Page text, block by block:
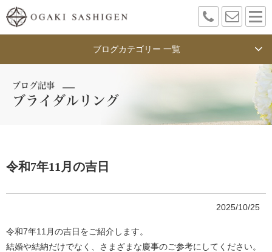
ブログカテゴリー 一覧
ブログ記事
ブライダルリング
令和7年11月の吉日
2025/10/25
令和7年11月の吉日をご紹介します。
結婚や結納だけでなく、さまざまな慶事のご参考にしてください。